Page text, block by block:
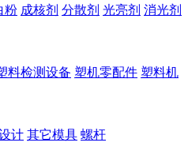
粉 成核剂 分散剂 光亮剂 消光剂
料检测设备 塑机零配件 塑料机
计 其它模具 螺杆